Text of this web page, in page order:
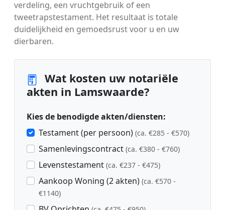
verdeling, een vruchtgebruik of een
tweetrapstestament. Het resultaat is totale
duidelijkheid en gemoedsrust voor u en uw
dierbaren.
Wat kosten uw notariële
akten in Lamswaarde?
Kies de benodigde akten/diensten:
Testament (per persoon) (ca. €285 - €570)
Samenlevingscontract (ca. €380 - €760)
Levenstestament (ca. €237 - €475)
Aankoop Woning (2 akten) (ca. €570 -
€1140)